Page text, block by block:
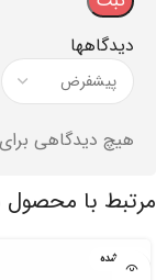
دیدگاهها
هیچ دیدگاهی
مرتبط با محصول
تمام شده